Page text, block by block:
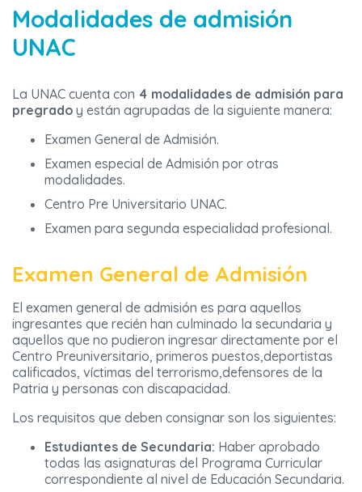
Modalidades de admisión
UNAC
La UNAC cuenta con 4 modalidades de admisión para
pregrado y están agrupadas de la siguiente manera:
Examen General de Admisión.
Examen especial de Admisión por otras
modalidades.
Centro Pre Universitario UNAC.
Examen para segunda especialidad profesional.
Examen General de Admisión
El examen general de admisión es para aquellos
ingresantes que recién han culminado la secundaria y
aquellos que no pudieron ingresar directamente por el
Centro Preuniversitario, primeros puestos,deportistas
calificados, víctimas del terrorismo,defensores de la
Patria y personas con discapacidad.
Los requisitos que deben consignar son los siguientes:
Estudiantes de Secundaria: Haber aprobado
todas las asignaturas del Programa Curricular
correspondiente al nivel de Educación Secundaria.